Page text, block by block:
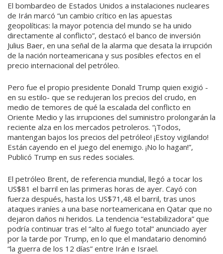
El bombardeo de Estados Unidos a instalaciones nucleares
de Irán marcó “un cambio crítico en las apuestas
geopolíticas: la mayor potencia del mundo se ha unido
directamente al conflicto”, destacó el banco de inversión
Julius Baer, en una señal de la alarma que desata la irrupción
de la nación norteamericana y sus posibles efectos en el
precio internacional del petróleo.
Pero fue el propio presidente Donald Trump quien exigió -
en su estilo- que se redujeran los precios del crudo, en
medio de temores de qué la escalada del conflicto en
Oriente Medio y las irrupciones del suministro prolongarán la
reciente alza en los mercados petroleros. “¡Todos,
mantengan bajos los precios del petróleo! ¡Estoy vigilando!
Están cayendo en el juego del enemigo. ¡No lo hagan!”,
Publicó Trump en sus redes sociales.
El petróleo Brent, de referencia mundial, llegó a tocar los
US$81 el barril en las primeras horas de ayer. Cayó con
fuerza después, hasta los US$71,48 el barril, tras unos
ataques iraníes a una base norteamericana en Qatar que no
dejaron daños ni heridos. La tendencia “estabilizadora” que
podría continuar tras el “alto al fuego total” anunciado ayer
por la tarde por Trump, en lo que el mandatario denominó
“la guerra de los 12 días” entre Irán e Israel.